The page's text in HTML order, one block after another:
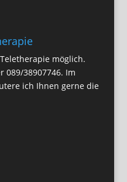
möglich.
089/38907746. Im
ich Ihnen gerne die